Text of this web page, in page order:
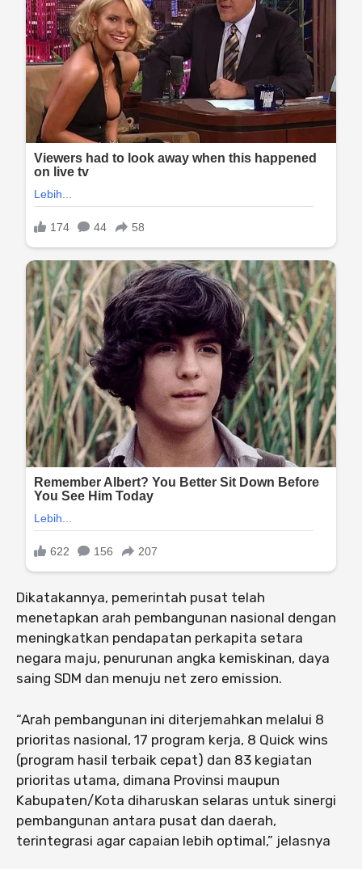
Dikatakannya, pemerintah pusat telah
menetapkan arah pembangunan nasional dengan
meningkatkan pendapatan perkapita setara
negara maju, penurunan angka kemiskinan, daya
saing SDM dan menuju net zero emission.
“Arah pembangunan ini diterjemahkan melalui 8
prioritas nasional, 17 program kerja, 8 Quick wins
(program hasil terbaik cepat) dan 83 kegiatan
prioritas utama, dimana Provinsi maupun
Kabupaten/Kota diharuskan selaras untuk sinergi
pembangunan antara pusat dan daerah,
terintegrasi agar capaian lebih optimal,” jelasnya